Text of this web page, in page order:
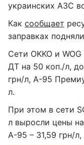
украинских АЗС
Как сообщает
заправках
Сети ОKKO и
ДТ на 50 коп./л,
грн/л, А-95
л.
При этом в сети
л выросли цены
А-95 – 31,59 грн/